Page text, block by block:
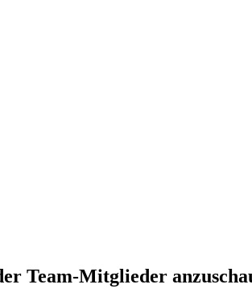
Team-Mitglieder